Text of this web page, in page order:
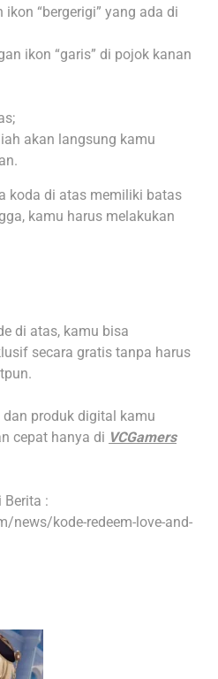
ikon “bergerigi” yang ada di
ikon “garis” di pojok kanan
akan langsung kamu
koda di atas memiliki batas
kamu harus melakukan
di atas, kamu bisa
secara gratis tanpa harus
produk digital kamu
cepat hanya di VCGamers
Berita :
news/kode-redeem-love-and-